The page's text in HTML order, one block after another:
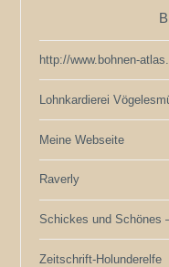
http://www.bohnen-
Lohnkardierei
Meine Webseite
Raverly
Schickes und Schönes
Zeitschrift-Holunderelfe